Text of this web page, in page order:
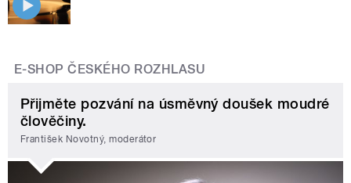
E-SHOP ČESKÉHO ROZHLASU
Přijměte pozvání na úsměvný doušek moudré
člověčiny.
František Novotný, moderátor